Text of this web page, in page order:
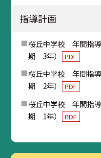
指導計画
桜丘中学校 年間指
期 3年）
PDF
桜丘中学校 年間指
期 2年）
PDF
桜丘中学校 年間指
期 1年）
PDF